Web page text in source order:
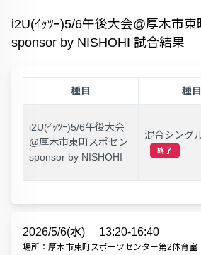
i2U(ｲｯﾂｰ)5/6午後大会@厚木市東
sponsor by NISHOHI 試合結果
種目 種
i2U(ｲｯﾂｰ)5/6午後大会
@厚木市東町スポセン
sponsor by NISHOHI
混合シング
終了
2026/5/6(水) 13:20-16:40
場所：厚木市東町スポーツセンター第2体育室